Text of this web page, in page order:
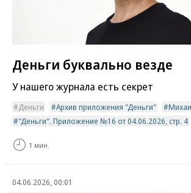
Деньги буквально везде
У нашего журнала есть секрет
Деньги Архив приложения "Деньги"
"Деньги". Приложение №16 от 04.06.2026, стр. 4
1 мин.
04.06.2026, 00:01